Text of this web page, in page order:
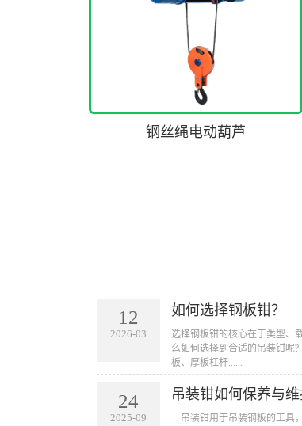
钢丝绳电动葫芦
12
2026-03
如何选择钢板钳？
选择钢板钳的核心在于类型、
么如何选择到合适的吊装钳
板、厚板杠杆......
24
2025-09
吊装钳如何保养与维
吊装钳用于吊装钢板的工具